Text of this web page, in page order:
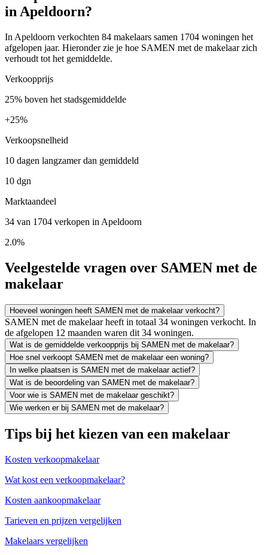
in Apeldoorn?
In Apeldoorn verkochten 84 makelaars samen 1704 woningen het
afgelopen jaar. Hieronder zie je hoe SAMEN met de makelaar zich
verhoudt tot het gemiddelde.
Verkoopprijs
25% boven het stadsgemiddelde
+25%
Verkoopsnelheid
10 dagen langzamer dan gemiddeld
10 dgn
Marktaandeel
34 van 1704 verkopen in Apeldoorn
2.0%
Veelgestelde vragen over SAMEN met de
makelaar
Hoeveel woningen heeft SAMEN met de makelaar verkocht?
SAMEN met de makelaar heeft in totaal 34 woningen verkocht. In
de afgelopen 12 maanden waren dit 34 woningen.
Wat is de gemiddelde verkoopprijs bij SAMEN met de makelaar?
Hoe snel verkoopt SAMEN met de makelaar een woning?
In welke plaatsen is SAMEN met de makelaar actief?
Wat is de beoordeling van SAMEN met de makelaar?
Voor wie is SAMEN met de makelaar geschikt?
Wie werken er bij SAMEN met de makelaar?
Tips bij het kiezen van een makelaar
Kosten verkoopmakelaar
Wat kost een verkoopmakelaar?
Kosten aankoopmakelaar
Tarieven en prijzen vergelijken
Makelaars vergelijken